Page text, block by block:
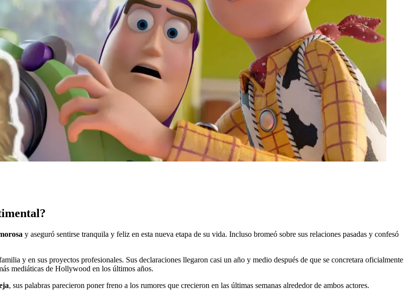
y aseguró sentirse tranquila y feliz en esta nueva etapa de su vida. Incluso bromeó sobre sus relaciones pasadas y confesó
y en sus proyectos profesionales. Sus declaraciones llegaron casi un año y medio después de que se concretara oficialmente
mediáticas de Hollywood en los últimos años.
, sus palabras parecieron poner freno a los rumores que crecieron en las últimas semanas alrededor de ambos actores.